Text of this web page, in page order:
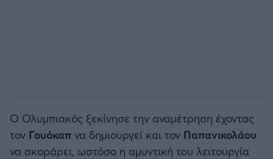
Παρί Σεν Ζερμέν
Ο Ολυμπιακός ξεκίνησε την αναμέτρηση έχοντας
τον Γουόκαπ να δημιουργεί και τον Παπανικολάου
να σκοράρει, ωστόσο η αμυντική του λειτουργία